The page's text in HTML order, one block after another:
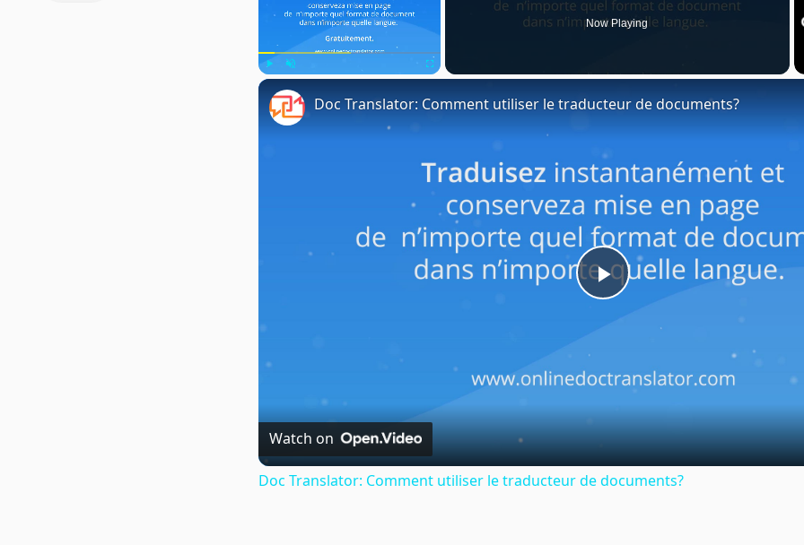
Now Playing
Play
Doc Translator: Comment utiliser le traducteur de documents?
Watch on
Doc Translator: Comment utiliser le traducteur de documents?